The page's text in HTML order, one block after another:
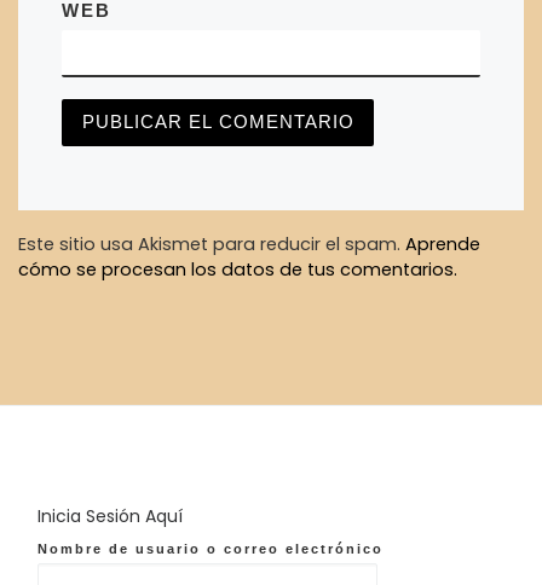
WEB
Este sitio usa Akismet para reducir el spam. Aprende
cómo se procesan los datos de tus comentarios.
Inicia Sesión Aquí
Nombre de usuario o correo electrónico